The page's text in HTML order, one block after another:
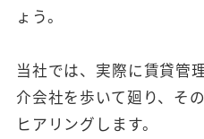
ょう。
当社では、実際に賃貸管
介会社を歩いて廻り、そ
ヒアリングします。